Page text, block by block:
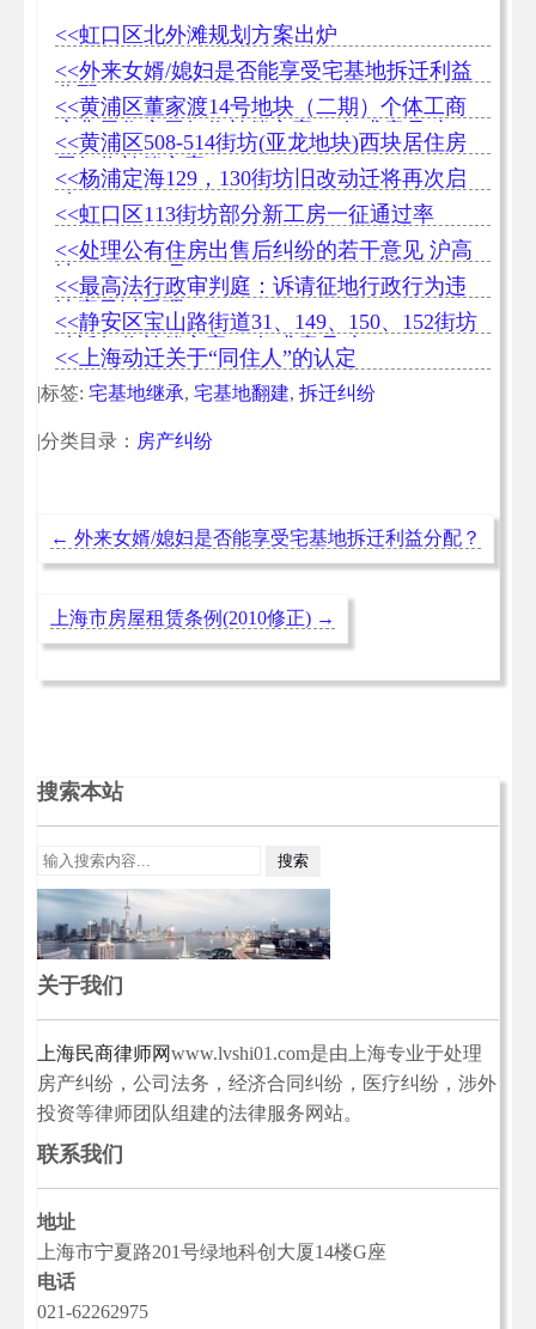
<<虹口区北外滩规划方案出炉
<<外来女婿/媳妇是否能享受宅基地拆迁利益
分配？
<<黄浦区董家渡14号地块（二期）个体工商
户非居住房屋征收补偿方案 （征求意见稿）
<<黄浦区508-514街坊(亚龙地块)西块居住房
屋征收补偿方案
<<杨浦定海129，130街坊旧改动迁将再次启
<<虹口区113街坊部分新工房一征通过率
95.12%
<<处理公有住房出售后纠纷的若干意见 沪高
法(1996)250号
<<最高法行政审判庭：诉请征地行政行为违
法应予以受理
<<静安区宝山路街道31、149、150、152街坊
动迁征收补偿方案 （征求意见稿）
<<上海动迁关于“同住人”的认定
|标签: 宅基地继承, 宅基地翻建, 拆迁纠纷
|分类目录： 房产纠纷
← 外来女婿/媳妇是否能享受宅基地拆迁利益分配？
上海市房屋租赁条例(2010修正) →
搜索本站
关于我们
上海民商律师网www.lvshi01.com是由上海专业于处理
房产纠纷，公司法务，经济合同纠纷，医疗纠纷，涉外
投资等律师团队组建的法律服务网站。
联系我们
地址
上海市宁夏路201号绿地科创大厦14楼G座
电话
021-62262975